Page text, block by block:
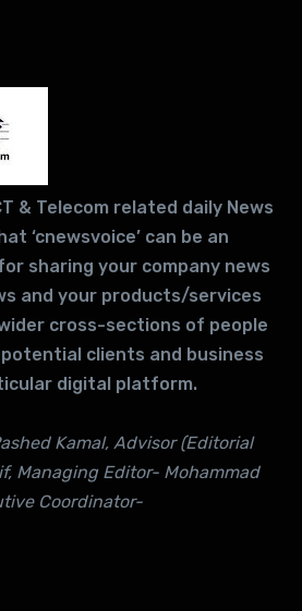
& Telecom related daily News
‘cnewsvoice’ can be an
sharing your company news
and your products/services
cross-sections of people
clients and business
digital platform.
Kamal, Advisor (Editorial
Managing Editor- Mohammad
Coordinator-